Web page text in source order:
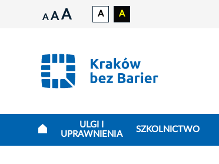
A A A A A
ULGI I
UPRAWNIENIA
SZKOLNICTWO